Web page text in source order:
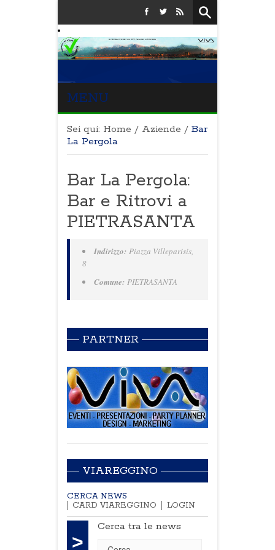
MENU
Sei qui: Home / Aziende / Bar
La Pergola
Bar La Pergola:
Bar e Ritrovi a
PIETRASANTA
Indirizzo: Piazza Villeparisis,
8
Comune: PIETRASANTA
PARTNER
VIAREGGINO
CERCA NEWS
CARD VIAREGGINO
LOGIN
>
Cerca tra le news